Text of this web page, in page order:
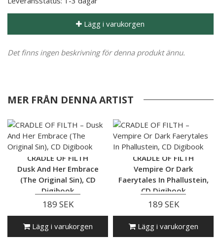
Lägg i varukorgen
Det finns ingen beskrivning för denna produkt ännu.
MER FRÅN DENNA ARTIST
CRADLE OF FILTH
Dusk And Her Embrace
(The Original Sin), CD
Digibook
189 SEK
Lägg i varukorgen
CRADLE OF FILTH
Vempire Or Dark
Faerytales In Phallustein,
CD Digibook
189 SEK
Lägg i varukorgen